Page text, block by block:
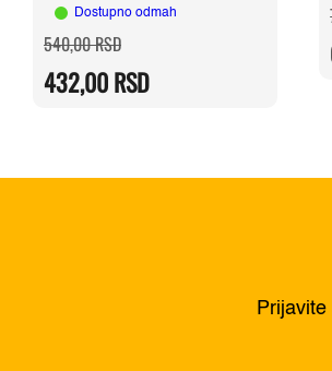
Dostupno odmah
540,00RSDOriginalna
cena
bila:
540,00 RSD.
432,00RSD
Trenutna
cena
432,00 RSD.